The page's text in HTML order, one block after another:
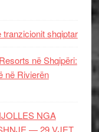
tranzicionit shqiptar
në Shqipëri:
në Rivierën
NGA
— 29 VJET